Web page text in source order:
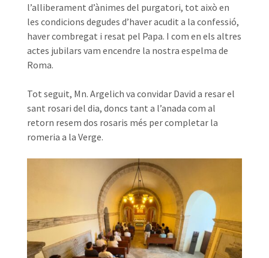
l’alliberament d’ànimes del purgatori, tot això en
les condicions degudes d’haver acudit a la confessió,
haver combregat i resat pel Papa. I com en els altres
actes jubilars vam encendre la nostra espelma de
Roma.
Tot seguit, Mn. Argelich va convidar David a resar el
sant rosari del dia, doncs tant a l’anada com al
retorn resem dos rosaris més per completar la
romeria a la Verge.